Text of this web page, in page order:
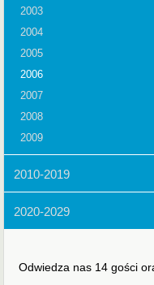
2003
2004
2005
2006
2007
2008
2009
2010-2019
2020-2029
Odwiedza nas 14 gości